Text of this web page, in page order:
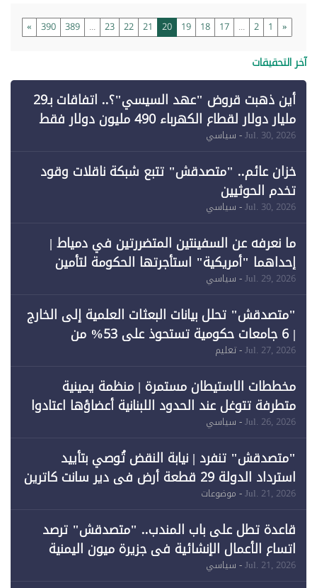
«
1
2
...
17
18
19
20
21
22
23
...
389
390
»
آخر التحقيقات
أين ذهبت قروض "عهد السيسي"؟.. اتفاقات بـ29
مليار دولار لقطاع الكهرباء 490 مليون دولار فقط
لـ"الطاقة المتجددة" (1)
Jul. 30, 2026- سياسي
خزان عائم.. "متصدقش" تتبع شبكة ناقلات وقود
تخدم الحوثيين
Jul. 30, 2026- سياسي
ما نعرفه عن السفينتين المتضررتين في دمياط |
إحداهما "أمريكية" استأجرتها الحكومة لتأمين
احتياجات الطاقة
Jul. 29, 2026- سياسي
"متصدقش" تحلل بيانات البعثات العلمية إلى الخارج
| 6 جامعات حكومية تستحوذ على 53% من
Jul. 27, 2026- تعليم
مخططات الاستيطان مستمرة | منظمة يمينية
متطرفة تتوغل عند الحدود اللبنانية أعضاؤها اعتادوا
خرق الحدود
Jul. 26, 2026- سياسي
"متصدقش" تنفرد | نيابة النقض تُوصي بتأييد
استرداد الدولة 29 قطعة أرض في دير سانت كاترين
وقبول طعن الحكومة جزئيًا (1)
Jul. 21, 2026- موضوعات
قاعدة تطل على باب المندب.. "متصدقش" ترصد
اتساع الأعمال الإنشائية في جزيرة ميون اليمنية
Jul. 21, 2026- سياسي